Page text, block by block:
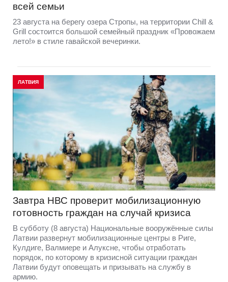
всей семьи
23 августа на берегу озера Стропы, на территории Chill &
Grill состоится большой семейный праздник «Провожаем
лето!» в стиле гавайской вечеринки.
ЛАТВИЯ
Завтра НВС проверит мобилизационную
готовность граждан на случай кризиса
В субботу (8 августа) Национальные вооружённые силы
Латвии развернут мобилизационные центры в Риге,
Кулдиге, Валмиере и Алуксне, чтобы отработать
порядок, по которому в кризисной ситуации граждан
Латвии будут оповещать и призывать на службу в
армию.